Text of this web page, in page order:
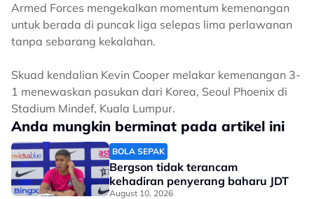
Armed Forces mengekalkan momentum kemenangan
untuk berada di puncak liga selepas lima perlawanan
tanpa sebarang kekalahan.
Skuad kendalian Kevin Cooper melakar kemenangan 3-
1 menewaskan pasukan dari Korea, Seoul Phoenix di
Stadium Mindef, Kuala Lumpur.
Anda mungkin berminat pada artikel ini
BOLA SEPAK
Bergson tidak terancam
kehadiran penyerang baharu JDT
August 10, 2026